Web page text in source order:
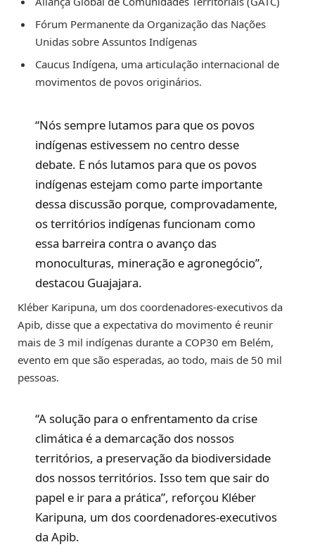
Fórum Permanente da Organização das Nações
Unidas sobre Assuntos Indígenas
Caucus Indígena, uma articulação internacional de
movimentos de povos originários.
“Nós sempre lutamos para que os povos
indígenas estivessem no centro desse
debate. E nós lutamos para que os povos
indígenas estejam como parte importante
dessa discussão porque, comprovadamente,
os territórios indígenas funcionam como
essa barreira contra o avanço das
monoculturas, mineração e agronegócio”,
destacou Guajajara.
Kléber Karipuna, um dos coordenadores-executivos da
Apib, disse que a expectativa do movimento é reunir
mais de 3 mil indígenas durante a COP30 em Belém,
evento em que são esperadas, ao todo, mais de 50 mil
pessoas.
“A solução para o enfrentamento da crise
climática é a demarcação dos nossos
territórios, a preservação da biodiversidade
dos nossos territórios. Isso tem que sair do
papel e ir para a prática”, reforçou Kléber
Karipuna, um dos coordenadores-executivos
da Apib.